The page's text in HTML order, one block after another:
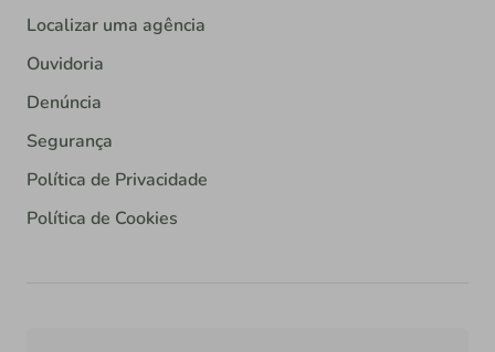
Localizar uma agência
Ouvidoria
Denúncia
Segurança
Política de Privacidade
Política de Cookies